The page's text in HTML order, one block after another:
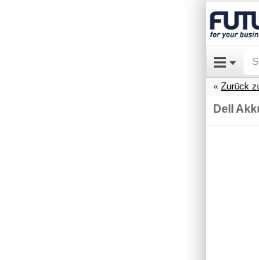
Zurück
Dell